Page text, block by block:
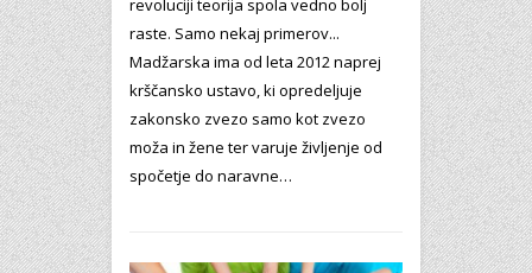
raste. Samo nekaj primerov...
Madžarska ima od leta 2012 naprej
krščansko ustavo, ki opredeljuje
zakonsko zvezo samo kot zvezo
moža in žene ter varuje življenje od
spočetje do naravne…